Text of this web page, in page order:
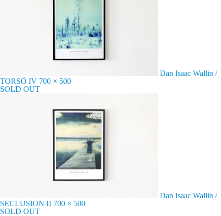
Dan Isaac Wallin /
TORSÖ IV 700 × 500
SOLD OUT
Dan Isaac Wallin /
SECLUSION II 700 × 500
SOLD OUT